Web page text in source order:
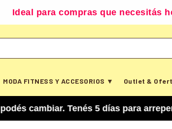
Ideal para compras que necesitás
MODA FITNESS Y ACCESORIOS ▼ Outlet &
Tenés 5 días para arrepentirte